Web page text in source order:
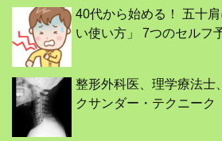
40代から始める！ 五十
い使い方」 7つのセルフ
整形外科医、理学療法士
クサンダー・テクニーク